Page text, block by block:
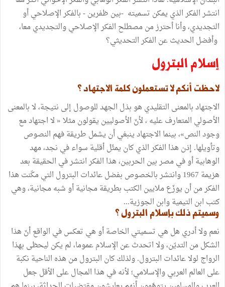
انتشر الفكر الذي يمكن تسميته -بين ظفرين - بالفكر الإصلاحي أو
التجديدي، وأنا أحترز من مصطلح الفكر الإصلاحي والتجديدي معا،
وأفضل الحديث عن الفكر التحديثي؟
إسلام البترول
لاحظت أنكم لا تستعملون كلمة الاجتهاد ؟
الاجتهاد بالمعنى التقليدي هو بذل الجهد للوصول إلى نتيجة، لا بالمعنى
الأصولي المتعارف عليه ، لأنّ الأصوليين يقولون مثلا « لا اجتهاد مع
وجود النص»، بينما الاجتهاد ينبغي أن يشمل طريقة فهم النصوص
وتأويلها. إذن هذا الفكر الذي كان يمثّل أقلية سواء في نجد، مهد
الوهابية أو في مصر بين الحربين، هذا الفكر انتشر في الحقيقة بعد
هزيمة 1967 وانتشر بالخصوص بفضل عائدات البترول التي مكّنت هذا
الفكر من أن يوزّع ملايين الكتب بطريقة مجانية أو شبه مجانية، وهي
كتب ابن التيمية وابن الجوزية...
وسميتم ذلك بإسلام البترول ؟
نعم ولا أدري هل هي تسميتي الخاصة أو هي تعكس في الواقع أنّ هذا
الشكل من التديّن، ولا اتحدث عن الإسلام عموما، لم يكن ليحظى بهذا
الرواج لولا عائدات البترول. ولذلك كان البترول من هذه الناحية نكبة
على العالم العربي والإسلامي؛ لأنه في هذا المجال على الأقل جعل